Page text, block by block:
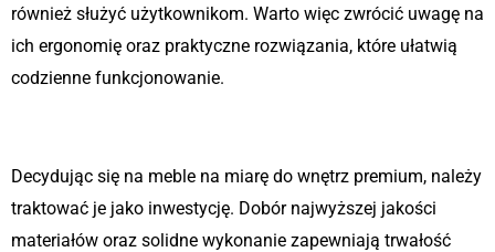
również służyć użytkownikom. Warto więc zwrócić uwagę na
ich ergonomię oraz praktyczne rozwiązania, które ułatwią
codzienne funkcjonowanie.
Decydując się na meble na miarę do wnętrz premium, należy
traktować je jako inwestycję. Dobór najwyższej jakości
materiałów oraz solidne wykonanie zapewniają trwałość